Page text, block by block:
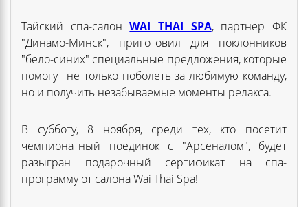
Тайский спа-салонWAI THAI SPA, партнер ФК
"Динамо-Минск", приготовил для поклонников
"бело-синих" специальные предложения, которые
помогут не только поболеть за любимую команду,
но и получить незабываемые моменты релакса.
В субботу, 8 ноября, среди тех, кто посетит
чемпионатный поединок с "Арсеналом", будет
разыгран подарочный сертификат на спа-
программу от салона Wai Thai Spa!